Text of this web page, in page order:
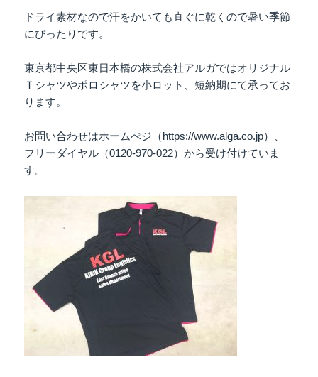
ドライ素材なので汗をかいても直ぐに乾くので暑い季節
にぴったりです。
東京都中央区東日本橋の株式会社アルガではオリジナル
Ｔシャツやポロシャツを小ロット、短納期にて承ってお
ります。
お問い合わせはホームぺジ（https://www.alga.co.jp）、
フリーダイヤル（0120-970-022）から受け付けていま
す。